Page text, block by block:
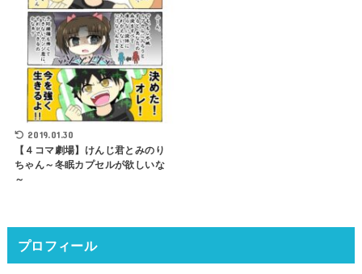
2019.01.30
【４コマ劇場】けんじ君とみのり
ちゃん～冬眠カプセルが欲しいな
～
プロフィール